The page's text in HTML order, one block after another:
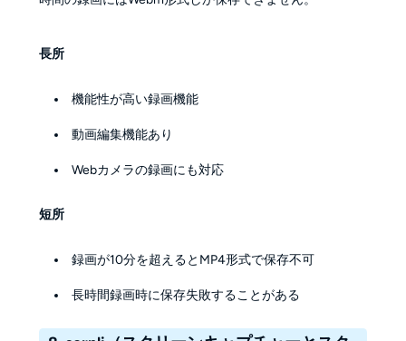
長所
機能性が高い録画機能
動画編集機能あり
Webカメラの録画にも対応
短所
録画が10分を超えるとMP4形式で保存不可
長時間録画時に保存失敗することがある